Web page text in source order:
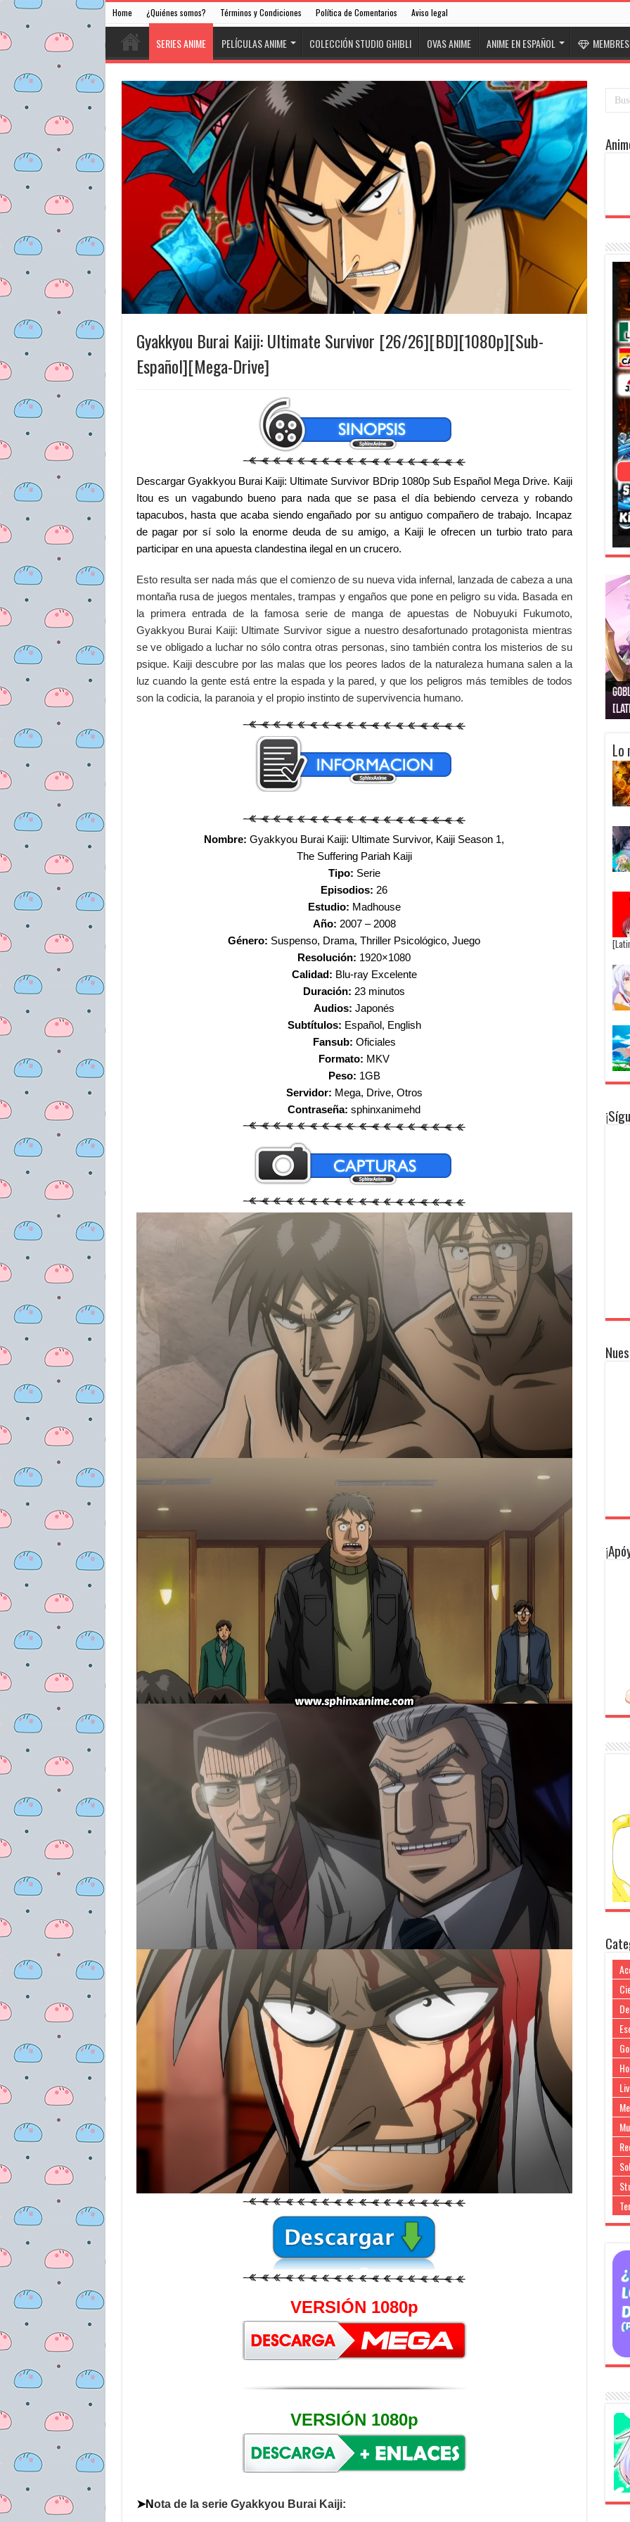
Home ¿Quiénes somos? Términos y Condiciones Política de Comentarios Aviso legal
SERIES ANIME PELÍCULAS ANIME COLECCIÓN STUDIO GHIBLI OVAS ANIME ANIME EN ESPAÑOL
Gyakkyou Burai Kaiji: Ultimate Survivor [26/26][BD][1080p][Sub-
Español][Mega-Drive]
Descargar Gyakkyou Burai Kaiji: Ultimate Survivor BDrip 1080p Sub Español Mega Drive. Kaiji
Itou es un vagabundo bueno para nada que se pasa el día bebiendo cerveza y robando
tapacubos, hasta que acaba siendo engañado por su antiguo compañero de trabajo. Incapaz
de pagar por sí solo la enorme deuda de su amigo, a Kaiji le ofrecen un turbio trato para
participar en una apuesta clandestina ilegal en un crucero.
Esto resulta ser nada más que el comienzo de su nueva vida infernal, lanzada de cabeza a una
montaña rusa de juegos mentales, trampas y engaños que pone en peligro su vida. Basada en
la primera entrada de la famosa serie de manga de apuestas de Nobuyuki Fukumoto,
Gyakkyou Burai Kaiji: Ultimate Survivor sigue a nuestro desafortunado protagonista mientras
se ve obligado a luchar no sólo contra otras personas, sino también contra los misterios de su
psique. Kaiji descubre por las malas que los peores lados de la naturaleza humana salen a la
luz cuando la gente está entre la espada y la pared, y que los peligros más temibles de todos
son la codicia, la paranoia y el propio instinto de supervivencia humano.
Nombre: Gyakkyou Burai Kaiji: Ultimate Survivor, Kaiji Season 1,
The Suffering Pariah Kaiji
Tipo: Serie
Episodios: 26
Estudio: Madhouse
Año: 2007 – 2008
Género: Suspenso, Drama, Thriller Psicológico, Juego
Resolución: 1920×1080
Calidad: Blu-ray Excelente
Duración: 23 minutos
Audios: Japonés
Subtítulos: Español, English
Fansub: Oficiales
Formato: MKV
Peso: 1GB
Servidor: Mega, Drive, Otros
Contraseña: sphinxanimehd
VERSIÓN 1080p
VERSIÓN 1080p
➤Nota de la serie Gyakkyou Burai Kaiji:
Lo